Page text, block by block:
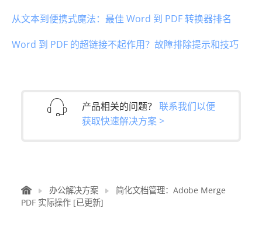
从文本到便携式魔法：最佳 Word 到 PDF 转换器排名
Word 到 PDF 的超链接不起作用？故障排除提示和技巧
产品相关的问题？ 联系我们以便
获取快速解决方案 >
办公解决方案
简化文档管理：Adobe Merge
PDF 实际操作 [已更新]